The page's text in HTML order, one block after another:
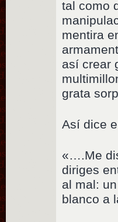
tal como
mentira
así crear
grata
Así dice
«….Me
diriges
al mal:
blanco a